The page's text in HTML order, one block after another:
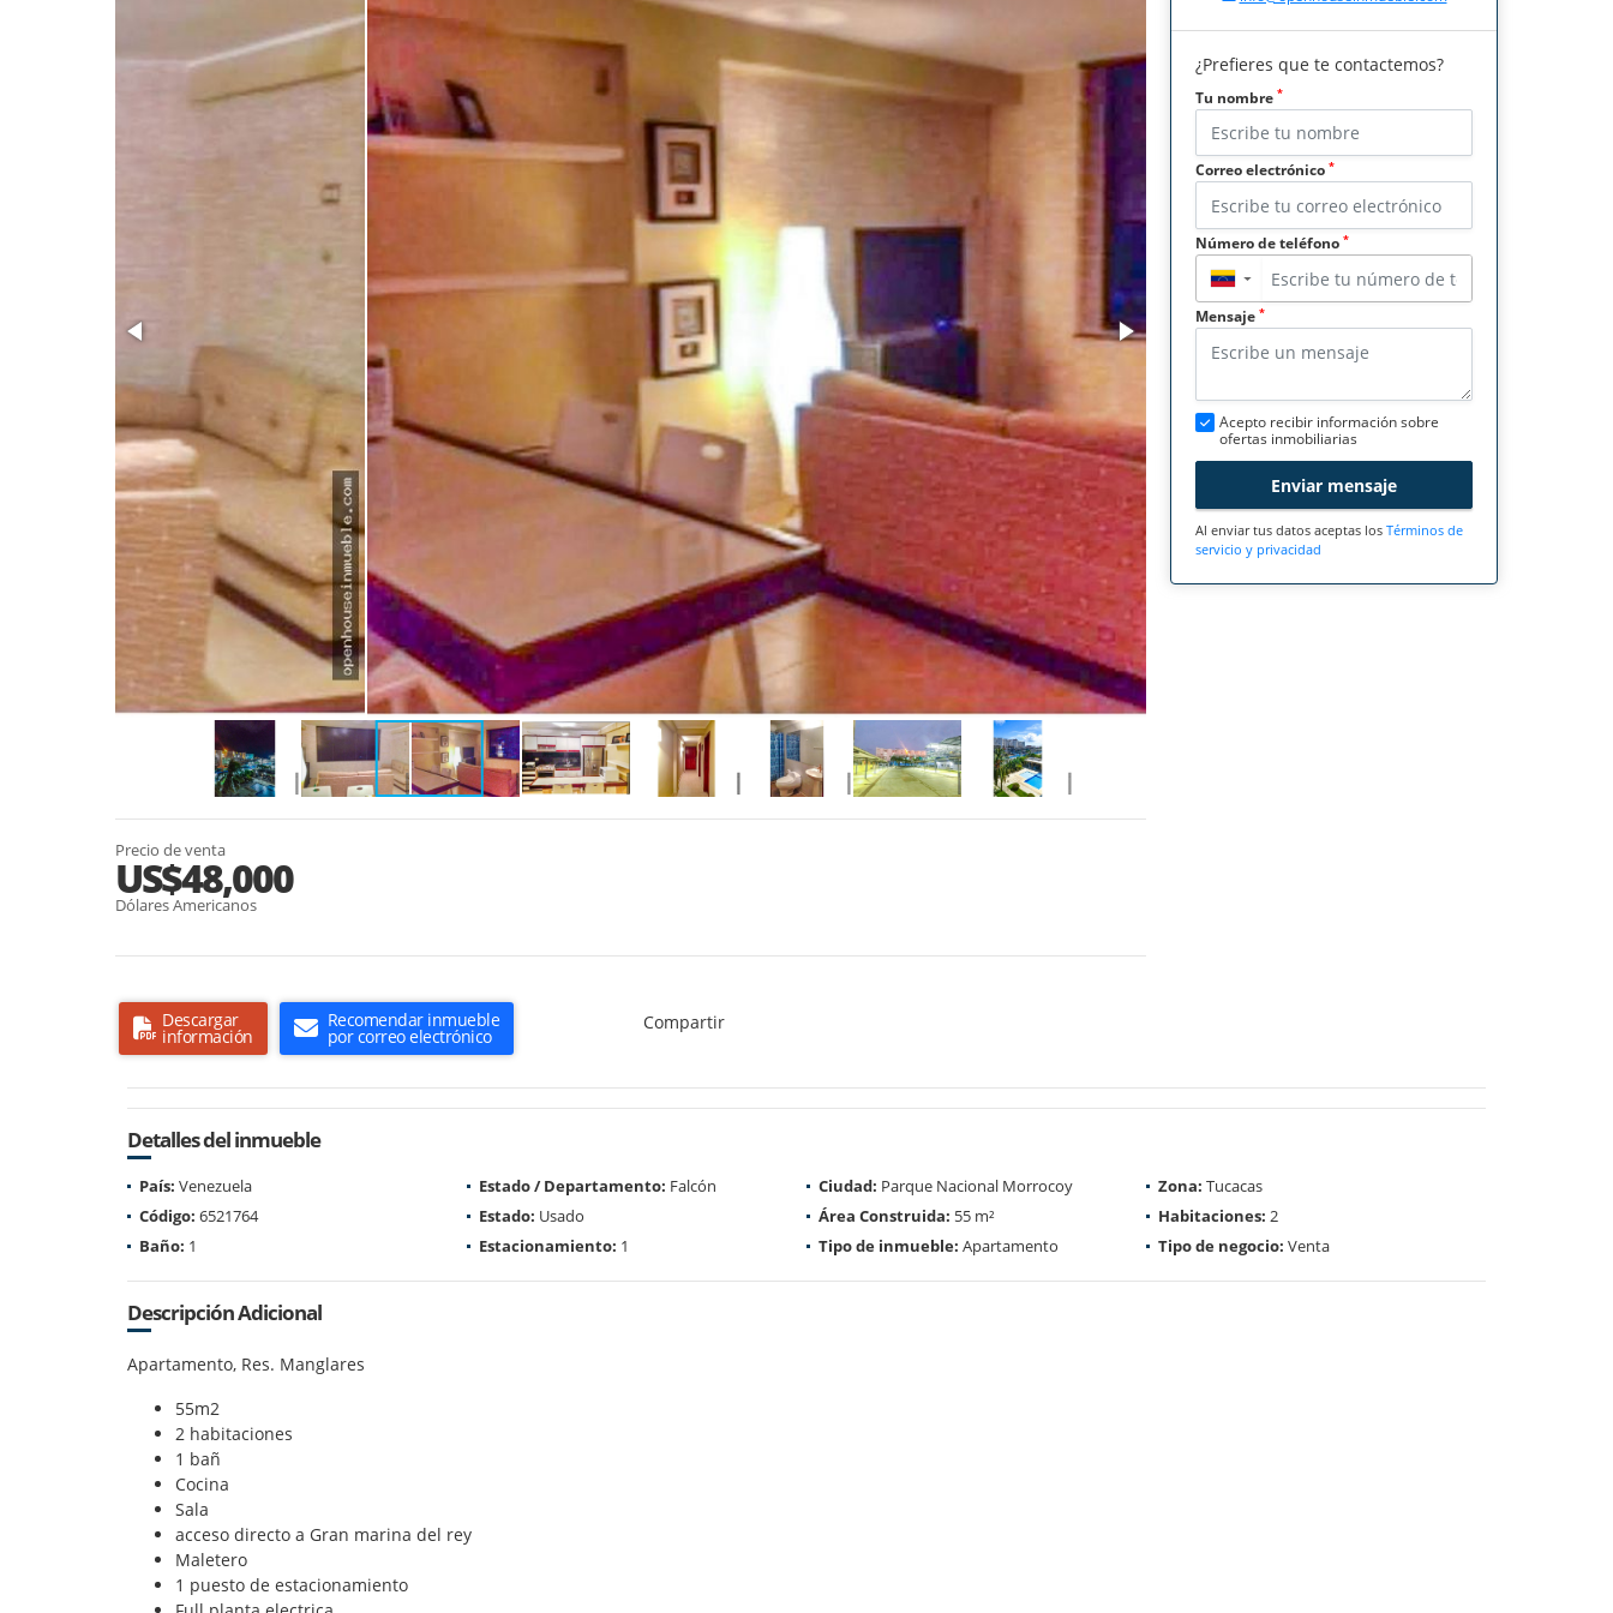
Precio de venta
US$48,000
Dólares Americanos
Descargar
información
Recomendar inmueble
por correo electrónico
Compartir
¿Prefieres que te contactemos?
Tu nombre *
Correo electrónico *
Número de teléfono *
▼
Mensaje *
Acepto recibir información sobre
ofertas inmobiliarias
Enviar mensaje
Al enviar tus datos aceptas los Términos de
servicio y privacidad
Detalles del inmueble
País: Venezuela Estado / Departamento: Falcón Ciudad: Parque Nacional Morrocoy Zona: Tucacas
Código: 6521764 Estado: Usado Área Construida: 55 m² Habitaciones: 2
Baño: 1 Estacionamiento: 1 Tipo de inmueble: Apartamento Tipo de negocio: Venta
Descripción Adicional
Apartamento, Res. Manglares
55m2
2 habitaciones
1 bañ
Cocina
Sala
acceso directo a Gran marina del rey
Maletero
1 puesto de estacionamiento